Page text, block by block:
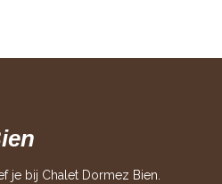
je bij Chalet Dormez Bien.